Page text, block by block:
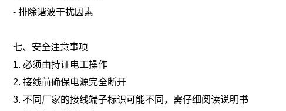
- 排除谐波干扰因素
七、安全注意事项
1. 必须由持证电工操作
2. 接线前确保电源完全断开
3. 不同厂家的接线端子标识可能不同，需仔细阅读说明书